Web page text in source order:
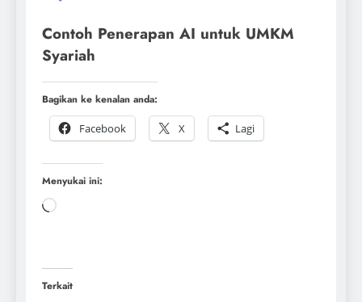
Contoh Penerapan AI untuk UMKM
Syariah
Bagikan ke kenalan anda:
Facebook
X Lagi
Menyukai ini:
Terkait